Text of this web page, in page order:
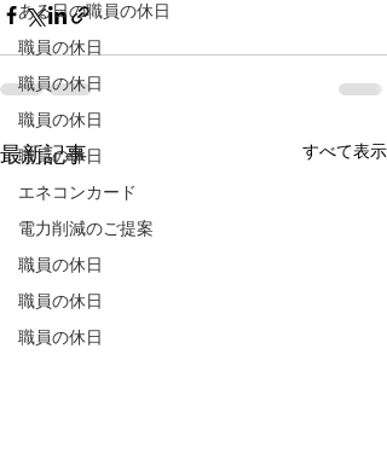
ある日の職員の休日
職員の休日
職員の休日
職員の休日
職員の休日
エネコンカード
電力削減のご提案
職員の休日
職員の休日
職員の休日
最新記事 すべて表示